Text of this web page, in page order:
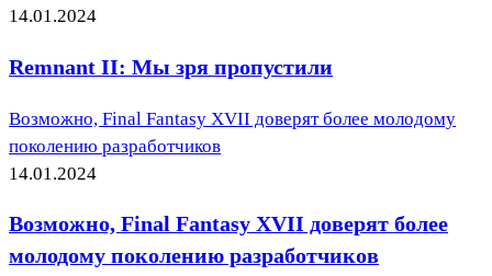
14.01.2024
Remnant II: Мы зря пропустили
Возможно, Final Fantasy XVII доверят более молодому
поколению разработчиков
14.01.2024
Возможно, Final Fantasy XVII доверят более
молодому поколению разработчиков